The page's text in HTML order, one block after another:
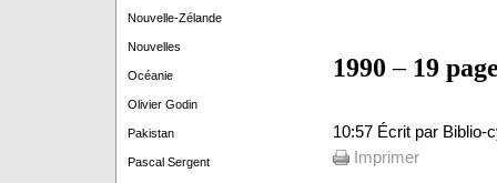
Nouvelle-Zélande
Nouvelles
Océanie
Olivier Godin
Pakistan
Pascal Sergent
1990 – 19
10:57 Écrit par Biblio-
Imprimer